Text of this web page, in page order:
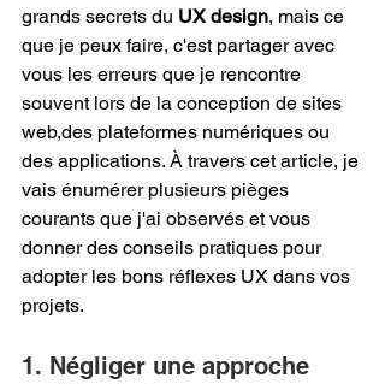
grands secrets du UX design, mais ce
que je peux faire, c'est partager avec
vous les erreurs que je rencontre
souvent lors de la conception de sites
web,des plateformes numériques ou
des applications. À travers cet article, je
vais énumérer plusieurs pièges
courants que j'ai observés et vous
donner des conseils pratiques pour
adopter les bons réflexes UX dans vos
projets.
1. Négliger une approche